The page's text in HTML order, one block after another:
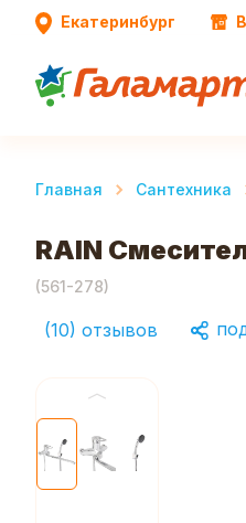
Екатеринбург
Главная Сантехника
RAIN
(561-278)
(10) отзывов